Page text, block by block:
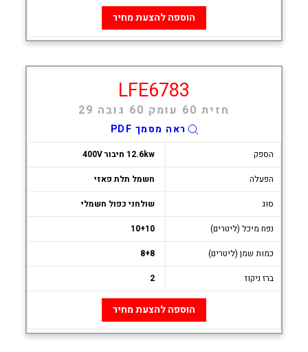
הוספה להצעת מחיר
LFE6783
חזית 60 עומק 60 גובה 29
ראה מסמך PDF
הספק
12.6kw חיבור 400V
הפעלה
חשמל תלת פאזי
סוג
שולחני כפול חשמלי
נפח מיכל (ליטרים)
10+10
כמות שמן (ליטרים)
8+8
ברז ניקוז
2
הוספה להצעת מחיר